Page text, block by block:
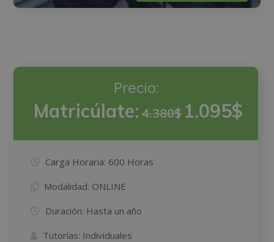
Precio:
Matricúlate:4.380$ 1.095$
Carga Horaria: 600 Horas
Modalidad: ONLINE
Duración: Hasta un año
Tutorías: Individuales